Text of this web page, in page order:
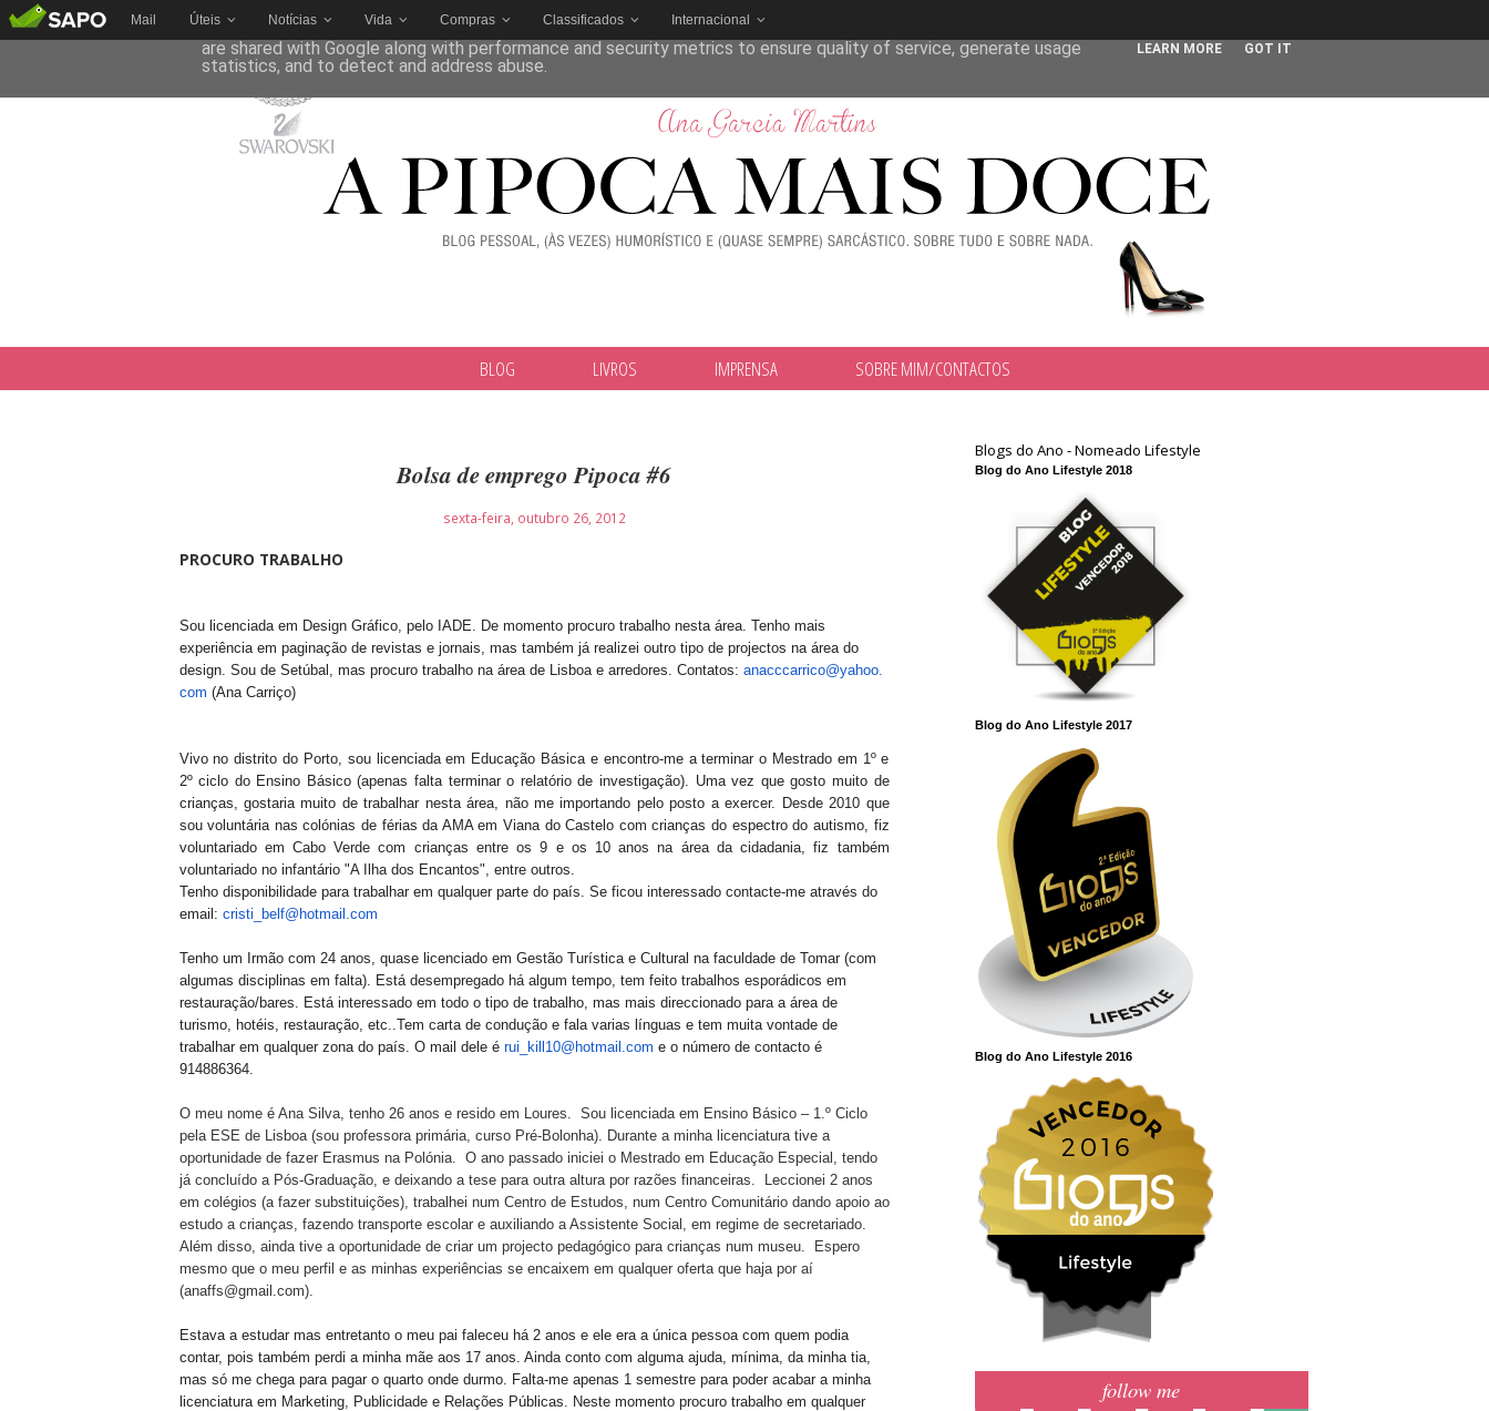
Mail Úteis Notícias Vida Compras Classificados Internacional
BLOG LIVROS IMPRENSA SOBRE MIM/CONTACTOS
Bolsa de emprego Pipoca #6
sexta-feira, outubro 26, 2012
PROCURO TRABALHO
Sou licenciada em Design Gráfico, pelo IADE. De momento procuro trabalho nesta área. Tenho mais
experiência em paginação de revistas e jornais, mas também já realizei outro tipo de projectos na área do
design. Sou de Setúbal, mas procuro trabalho na área de Lisboa e arredores. Contatos: anacccarrico@yahoo.
com (Ana Carriço)
Vivo no distrito do Porto, sou licenciada em Educação Básica e encontro-me a terminar o Mestrado em 1º e
2º ciclo do Ensino Básico (apenas falta terminar o relatório de investigação). Uma vez que gosto muito de
crianças, gostaria muito de trabalhar nesta área, não me importando pelo posto a exercer. Desde 2010 que
sou voluntária nas colónias de férias da AMA em Viana do Castelo com crianças do espectro do autismo, fiz
voluntariado em Cabo Verde com crianças entre os 9 e os 10 anos na área da cidadania, fiz também
voluntariado no infantário "A Ilha dos Encantos", entre outros.
Tenho disponibilidade para trabalhar em qualquer parte do país. Se ficou interessado contacte-me através do
email: cristi_belf@hotmail.com
Tenho um Irmão com 24 anos, quase licenciado em Gestão Turística e Cultural na faculdade de Tomar (com
algumas disciplinas em falta). Está desempregado há algum tempo, tem feito trabalhos esporádicos em
restauração/bares. Está interessado em todo o tipo de trabalho, mas mais direccionado para a área de
turismo, hotéis, restauração, etc..Tem carta de condução e fala varias línguas e tem muita vontade de
trabalhar em qualquer zona do país. O mail dele é rui_kill10@hotmail.com e o número de contacto é
914886364.
O meu nome é Ana Silva, tenho 26 anos e resido em Loures. Sou licenciada em Ensino Básico – 1.º Ciclo
pela ESE de Lisboa (sou professora primária, curso Pré-Bolonha). Durante a minha licenciatura tive a
oportunidade de fazer Erasmus na Polónia. O ano passado iniciei o Mestrado em Educação Especial, tendo
já concluído a Pós-Graduação, e deixando a tese para outra altura por razões financeiras. Leccionei 2 anos
em colégios (a fazer substituições), trabalhei num Centro de Estudos, num Centro Comunitário dando apoio ao
estudo a crianças, fazendo transporte escolar e auxiliando a Assistente Social, em regime de secretariado.
Além disso, ainda tive a oportunidade de criar um projectopedagógico para crianças num museu. Espero
mesmo que o meu perfil e as minhas experiências se encaixem em qualquer oferta que haja por aí
(anaffs@gmail .com).
Estava a estudar mas entretanto o meu pai faleceu há 2 anos e ele era a única pessoa com quem podia
contar, pois também perdi a minha mãe aos 17 anos. Ainda conto com alguma ajuda, mínima, da minha tia,
mas só me chega para pagar o quarto onde durmo. Falta-me apenas 1 semestre para poder acabar a minha
licenciatura em Marketing, Publicidade e Relações Públicas. Neste momento procuro trabalho em qualquer
Blogs do Ano - Nomeado Lifestyle
Blog do Ano Lifestyle 2018
Blog do Ano Lifestyle 2017
Blog do Ano Lifestyle 2016
follow me
This site uses cookies from Google to deliver its services and to analyze traffic. Your IP address and user-agent
are shared with Google along with performance and security metrics to ensure quality of service, generate usage
statistics, and to detect and address abuse.
LEARN MORE GOT IT